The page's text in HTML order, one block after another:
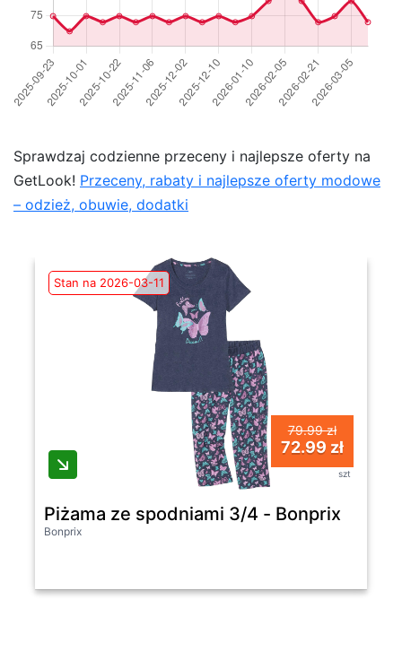
Sprawdzaj codzienne przeceny i najlepsze oferty na
GetLook! Przeceny, rabaty i najlepsze oferty modowe
– odzież, obuwie, dodatki
Stan na 2026-03-11
79.99 zł
72.99 zł
szt
Piżama ze spodniami 3/4 - Bonprix
Bonprix